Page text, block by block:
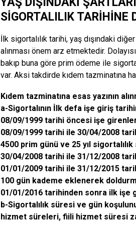
SİGORTALILIK TARİHİNE
İlk sigortalılık tarihi, yaş dışındaki
alınması önem arz etmektedir.
bakıp buna göre prim ödeme ile
var. Aksi takdirde kıdem tazminatına
Kıdem tazminatına esas yazının
a-Sigortalının İlk defa işe giriş
08/09/1999 tarihi öncesi işe
08/09/1999 tarihi ile 30/04/2008
4500 prim günü ve 25 yıl
30/04/2008 tarihi ile 31/12/2008
01/01/2009 tarihi ile 31/12/2015
100 gün kademe eklenerek
01/01/2016 tarihinden sonra ilk işe
b-Sigortalılık süresi ve gün
hizmet süreleri, fiili hizmet süresi